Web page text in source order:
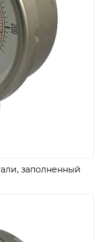
заполненный